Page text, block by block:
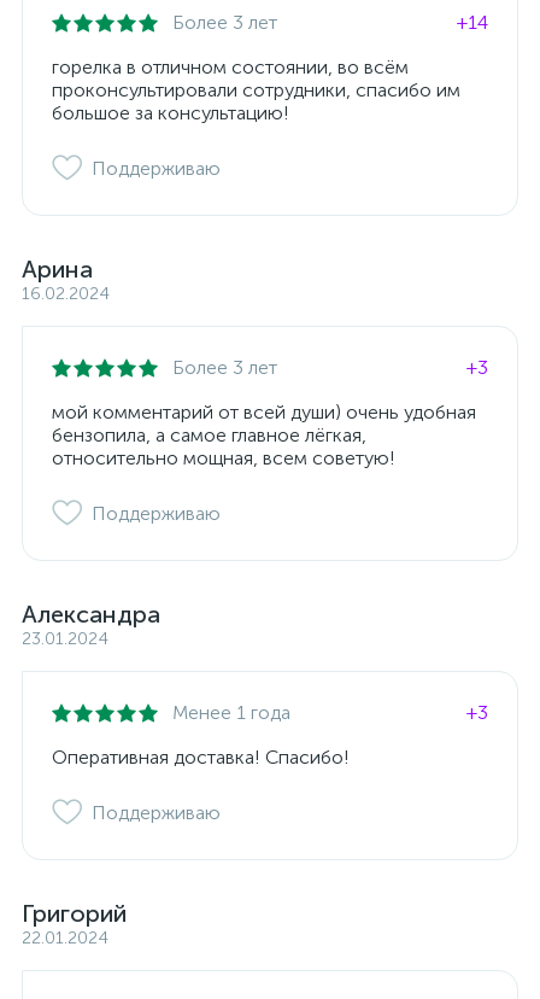
Более 3 лет
+14
горелка в отличном состоянии, во всём
проконсультировали сотрудники, спасибо им
большое за консультацию!
Поддерживаю
Арина
16.02.2024
Более 3 лет
+3
мой комментарий от всей души) очень удобная
бензопила, а самое главное лёгкая,
относительно мощная, всем советую!
Поддерживаю
Александра
23.01.2024
Менее 1 года
+3
Оперативная доставка! Спасибо!
Поддерживаю
Григорий
22.01.2024